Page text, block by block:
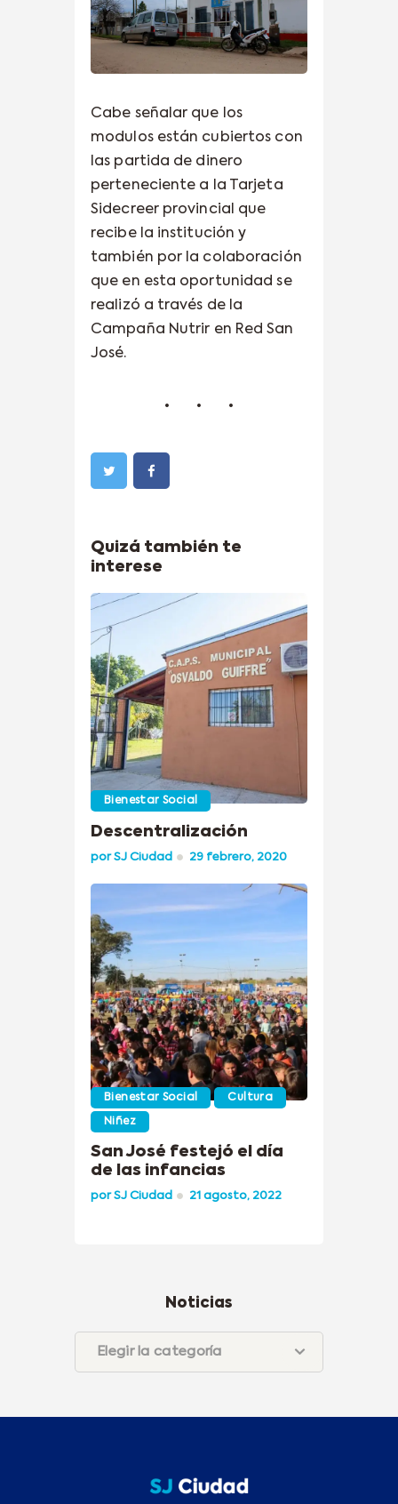
Cabe señalar que los
modulos están cubiertos con
las partida de dinero
perteneciente a la Tarjeta
Sidecreer provincial que
recibe la institución y
también por la colaboración
que en esta oportunidad se
realizó a través de la
Campaña Nutrir en Red San
José.
Quizá también te
interese
Bienestar Social
Descentralización
porSJ Ciudad 29 febrero, 2020
Bienestar Social Cultura
Niñez
San José festejó el día
de las infancias
porSJ Ciudad 21 agosto, 2022
Noticias